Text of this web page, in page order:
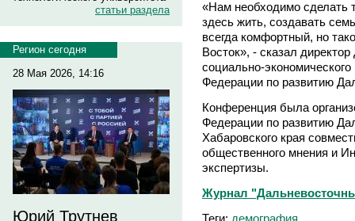
статьи раздела
Регион сегодня
28 Мая 2026, 14:16
Юрий Трутнев
«Нам необходимо сделать
здесь жить, создавать
всегда комфортный, но
Восток», - сказал
социально-
Федерации по развитию
Конференция была
Федерации по развитию
Хабаровского края
общественного мнения и
экспертизы.
Журнал
Теги: демография